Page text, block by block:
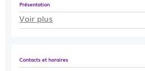
Présentation
Voir plus
Contacts et horaires